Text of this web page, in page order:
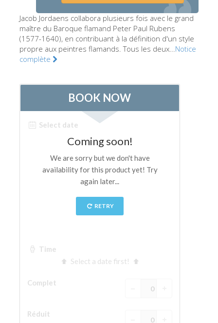
Les nouvelles salles
Les autres Musées
Le Musée national du Bargello
Les Chapelles Médicis
Le Musée de San Marco
Opificio delle Pietre Dure
Le Musée Galilée
Le Jardin de Boboli
La tour d'Arnolfo
Le Corridor de Vasari
Jacob Jordaens collabora plusieurs fois avec le grand
maître du Baroque flamand Peter Paul Rubens
(1577-1640), en contribuant à la définition d'un style
propre aux peintres flamands. Tous les deux...Notice
complète